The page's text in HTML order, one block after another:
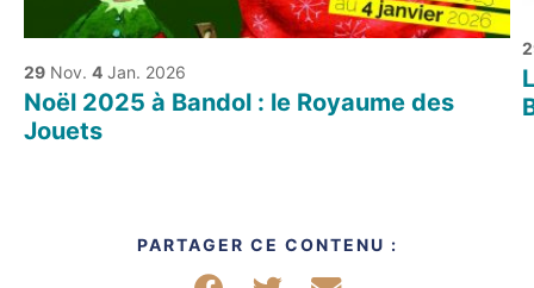
29 Nov. 4 Jan. 2026
Noël 2025 à Bandol : le Royaume des
Jouets
PARTAGER CE CONTENU :
Partager sur Facebook
Partager sur Twitter
Partager par mail